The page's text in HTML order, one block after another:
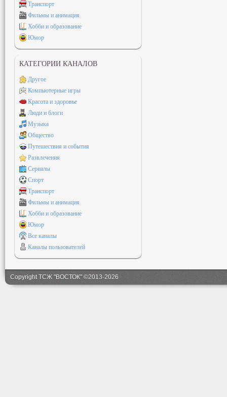
Транспорт
Фильмы и анимация
Хобби и образование
Юмор
КАТЕГОРИИ КАНАЛОВ
Другое
Компьютерные игры
Красота и здоровье
Люди и блоги
Музыка
Общество
Путешествия и события
Развлечения
Сериалы
Спорт
Транспорт
Фильмы и анимация
Хобби и образование
Юмор
Все каналы
Каналы пользователей
Copyright ТСЖ "ВОСТОК" ©2013-2026